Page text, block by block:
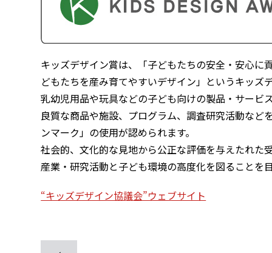
キッズデザイン賞は、「子どもたちの安全・安心
どもたちを産み育てやすいデザイン」というキッズ
乳幼児用品や玩具などの子ども向けの製品・サービ
良質な商品や施設、プログラム、調査研究活動など
ンマーク」の使用が認められます。
社会的、文化的な見地から公正な評価を与えたれた
産業・研究活動と子ども環境の高度化を図ることを
“キッズデザイン協議会”ウェブサイト